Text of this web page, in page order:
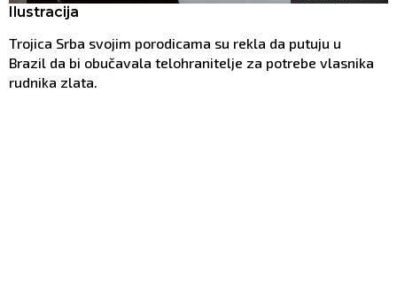
Ilustracija
Trojica Srba svojim porodicama su rekla da putuju u
Brazil da bi obučavala telohranitelje za potrebe vlasnika
rudnika zlata.